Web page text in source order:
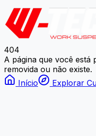
404
A página que você está
removida ou não existe.
Início
Explorar